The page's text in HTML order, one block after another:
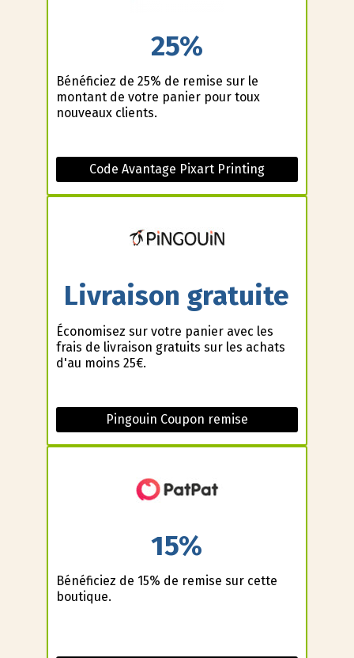
25%
Bénéficiez de 25% de remise sur le
montant de votre panier pour toux
nouveaux clients.
Code Avantage Pixart Printing
Livraison gratuite
Économisez sur votre panier avec les
frais de livraison gratuits sur les achats
d'au moins 25€.
Pingouin Coupon remise
15%
Bénéficiez de 15% de remise sur cette
boutique.